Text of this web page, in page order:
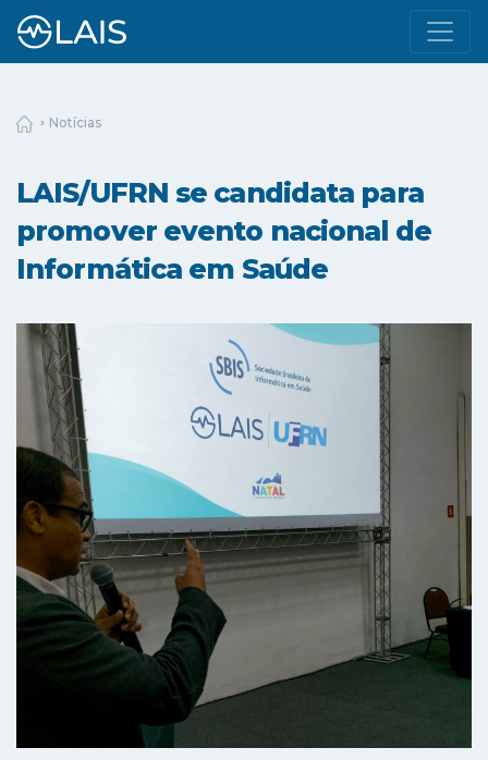
Notícias
LAIS/UFRN se candidata para
promover evento nacional de
Informática em Saúde